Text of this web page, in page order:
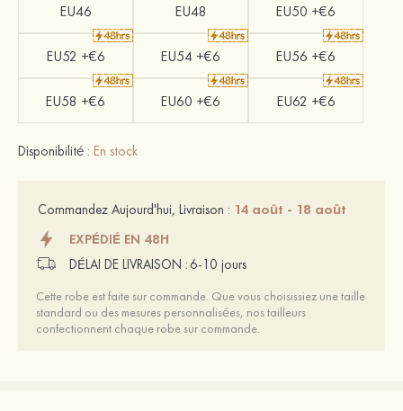
EU46 EU48 EU50 +€6
EU52 +€6 EU54 +€6 EU56 +€6
EU58 +€6 EU60 +€6 EU62 +€6
Disponibilité : En stock
Commandez Aujourd'hui, Livraison : 14 août - 18 août
EXPÉDIÉ EN 48H
DÉLAI DE LIVRAISON : 6-10 jours
Cette robe est faite sur commande. Que vous choisissiez une taille
standard ou des mesures personnalisées, nos tailleurs
confectionnent chaque robe sur commande.